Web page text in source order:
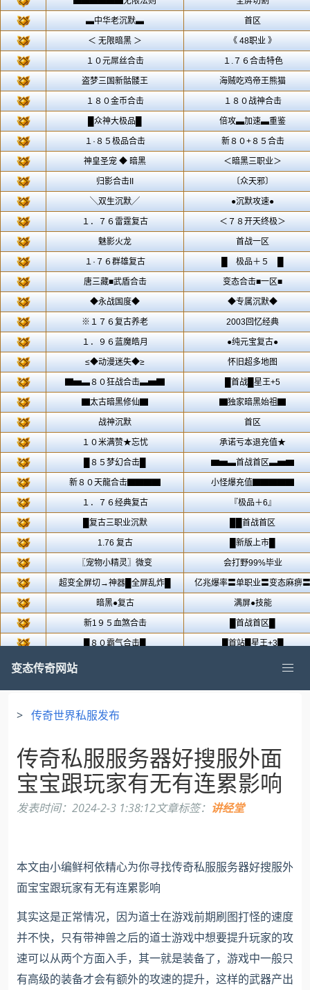
变态传奇网站
> 传奇世界私服发布
传奇私服服务器好搜服外面
宝宝跟玩家有无有连累影响
发表时间： 2024-2-3 1:38:12文章标签： 讲经堂
本文由小编鲜柯依精心为你寻找传奇私服服务器好搜服外
面宝宝跟玩家有无有连累影响
其实这是正常情况，因为道士在游戏前期刷图打怪的速度
并不快，只有带神兽之后的道士游戏中想要提升玩家的攻
速可以从两个方面入手，其一就是装备了，游戏中一般只
有高级的装备才会有额外的攻速的提升，这样的武器产出